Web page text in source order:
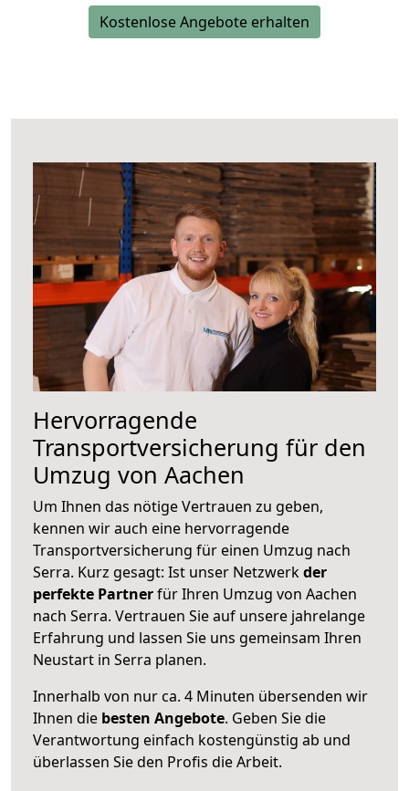
Kostenlose Angebote erhalten
Hervorragende
Transportversicherung für den
Umzug von Aachen
Um Ihnen das nötige Vertrauen zu geben,
kennen wir auch eine hervorragende
Transportversicherung für einen Umzug nach
Serra. Kurz gesagt: Ist unser Netzwerkder
perfekte Partnerfür Ihren Umzug von Aachen
nach Serra. Vertrauen Sie auf unsere jahrelange
Erfahrung und lassen Sie uns gemeinsam Ihren
Neustart in Serra planen.
Innerhalb von nur ca. 4 Minuten übersenden wir
Ihnen die besten Angebote. Geben Sie die
Verantwortung einfach kostengünstig ab und
überlassen Sie den Profis die Arbeit.